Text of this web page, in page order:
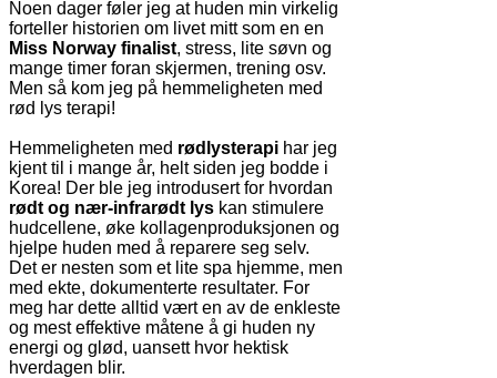
Noen dager føler jeg at huden min virkelig
forteller historien om livet mitt som en en
Miss Norway finalist, stress, lite søvn og
mange timer foran skjermen, trening osv.
Men så kom jeg på hemmeligheten med
rød lys terapi!
Hemmeligheten med rødlysterapi har jeg
kjent til i mange år, helt siden jeg bodde i
Korea! Der ble jeg introdusert for hvordan
rødt og nær-infrarødt lys kan stimulere
hudcellene, øke kollagenproduksjonen og
hjelpe huden med å reparere seg selv.
Det er nesten som et lite spa hjemme, men
med ekte, dokumenterte resultater. For
meg har dette alltid vært en av de enkleste
og mest effektive måtene å gi huden ny
energi og glød, uansett hvor hektisk
hverdagen blir.